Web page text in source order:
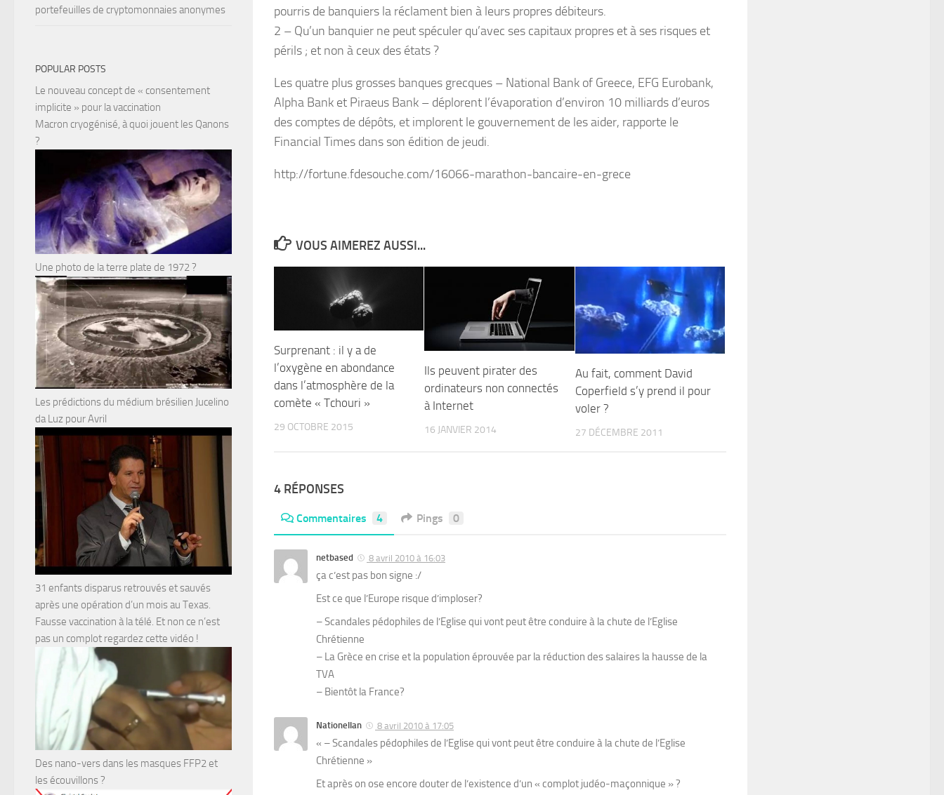
pourris de banquiers la réclament bien à leurs propres débiteurs.
2 – Qu’un banquier ne peut spéculer qu’avec ses capitaux propres et à ses risques et
périls ; et non à ceux des états ?
Les quatre plus grosses banques grecques – National Bank of Greece, EFG Eurobank,
Alpha Bank et Piraeus Bank – déplorent l’évaporation d’environ 10 milliards d’euros
des comptes de dépôts, et implorent le gouvernement de les aider, rapporte le
Financial Times dans son édition de jeudi.
http://fortune.fdesouche.com/16066-marathon-bancaire-en-grece
VOUS AIMEREZ AUSSI...
Surprenant : il y a de
l’oxygène en abondance
dans l’atmosphère de la
comète « Tchouri »
29 OCTOBRE 2015
Ils peuvent pirater des
ordinateurs non connectés
à Internet
16 JANVIER 2014
Au fait, comment David
Coperfield s’y prend il pour
voler ?
27 DÉCEMBRE 2011
4 RÉPONSES
Commentaires 4 Pings 0
netbased 8 avril 2010 à 16:03
ça c’est pas bon signe :/
Est ce que l’Europe risque d’imploser?
– Scandales pédophiles de l’Eglise qui vont peut être conduire à la chute de l’Eglise
Chrétienne
– La Grèce en crise et la population éprouvée par la réduction des salaires la hausse de la
TVA
– Bientôt la France?
Nationellan 8 avril 2010 à 17:05
« – Scandales pédophiles de l’Eglise qui vont peut être conduire à la chute de l’Eglise
Chrétienne »
Et après on ose encore douter de l’existence d’un « complot judéo-maçonnique » ?
portefeuilles de cryptomonnaies anonymes
POPULAR POSTS
Le nouveau concept de « consentement
implicite » pour la vaccination
Macron cryogénisé, à quoi jouent les Qanons
?
Une photo de la terre plate de 1972 ?
Les prédictions du médium brésilien Jucelino
da Luz pour Avril
31 enfants disparus retrouvés et sauvés
après une opération d’un mois au Texas.
Fausse vaccination à la télé. Et non ce n’est
pas un complot regardez cette vidéo !
Des nano-vers dans les masques FFP2 et
les écouvillons ?